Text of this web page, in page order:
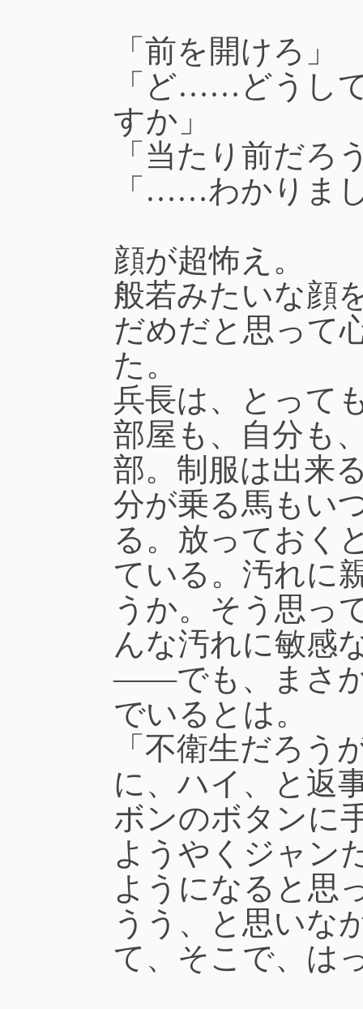
「前を開けろ」
「ど……どうし
すか」
「当たり前だ
「……わかりま
顔が超怖え。
般若みたいな顔
だめだと思って
た。
兵長は、とって
部屋も、自分も
部。制服は出来
分が乗る馬もい
る。放っておく
ている。汚れに
うか。そう思っ
んな汚れに敏感
――でも、まさ
でいるとは。
「不衛生だろう
に、ハイ、と返
ボンのボタンに
ようやくジャン
ようになると
うう、と思いな
て、そこで、は